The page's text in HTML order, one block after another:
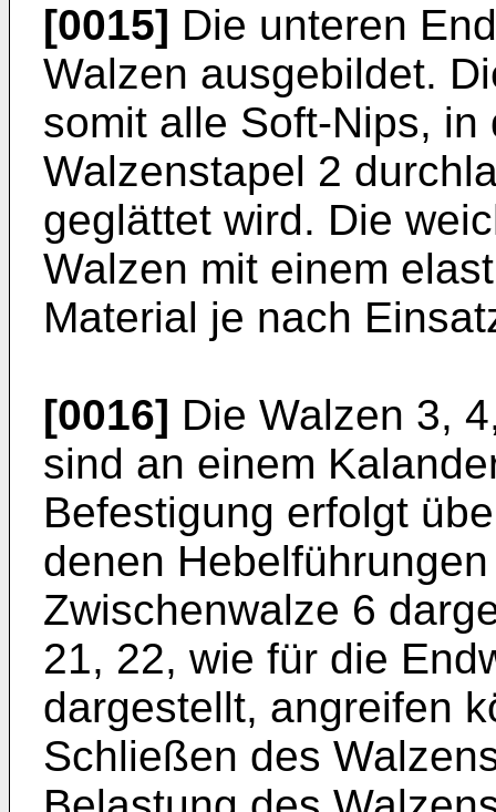
[0015] Die unteren
Walzen ausgebildet.
somit alle Soft-Nips, in
Walzenstapel 2
geglättet wird. Die
Walzen mit einem
Material je nach
[0016] Die Walzen 3,
sind an einem
Befestigung erfolgt
denen
Zwischenwalze 6
21, 22, wie für die
dargestellt, angreifen
Schließen des